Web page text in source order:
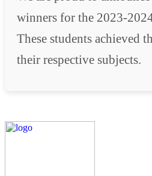
winners for the 2023-
These students achieved
their respective subjects.